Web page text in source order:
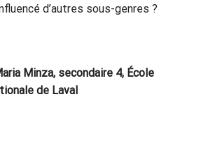
d’autres sous-genres ?
Minza, secondaire 4, École
de Laval